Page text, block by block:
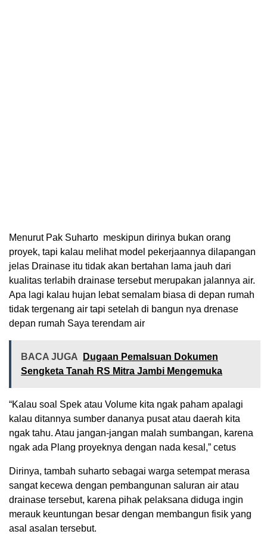
Menurut Pak Suharto meskipun dirinya bukan orang
proyek, tapi kalau melihat model pekerjaannya dilapangan
jelas Drainase itu tidak akan bertahan lama jauh dari
kualitas terlabih drainase tersebut merupakan jalannya air.
Apa lagi kalau hujan lebat semalam biasa di depan rumah
tidak tergenang air tapi setelah di bangun nya drenase
depan rumah Saya terendam air
BACA JUGA
Dugaan Pemalsuan Dokumen
Sengketa Tanah RS Mitra Jambi Mengemuka
“Kalau soal Spek atau Volume kita ngak paham apalagi
kalau ditannya sumber dananya pusat atau daerah kita
ngak tahu. Atau jangan-jangan malah sumbangan, karena
ngak ada Plang proyeknya dengan nada kesal,” cetus
Dirinya, tambah suharto sebagai warga setempat merasa
sangat kecewa dengan pembangunan saluran air atau
drainase tersebut, karena pihak pelaksana diduga ingin
merauk keuntungan besar dengan membangun fisik yang
asal asalan tersebut.